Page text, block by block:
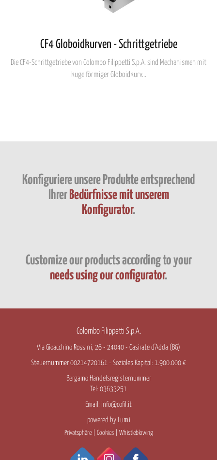
weiteren Daten zusammen, die Sie ihnen bereitgestellt
CF4 Globoidkurven - Schrittgetriebe
Die CF4-Schrittgetriebe von Colombo Filippetti S.p.A. sind Mechanismen mit
kugelförmiger Globoidkurv...
Konfiguriere unsere Produkte entsprechend
Ihrer Bedürfnisse mit unserem
Konfigurator.
Customize our products according to your
needs using our configurator.
Colombo Filippetti S.p.A.
Via Gioacchino Rossini, 26 - 24040 - Casirate d'Adda (BG)
Steuernummer 00214720161 - Soziales Kapital: 1.900.000 €
Bergamo Handelsregisternummer
Tel: 03633251
Email: info@cofil.it
powered by Lumi
Privatsphäre| Cookies| Whistleblowing